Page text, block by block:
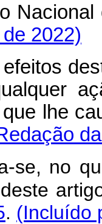
2022)
lhe
no
. (Incluído